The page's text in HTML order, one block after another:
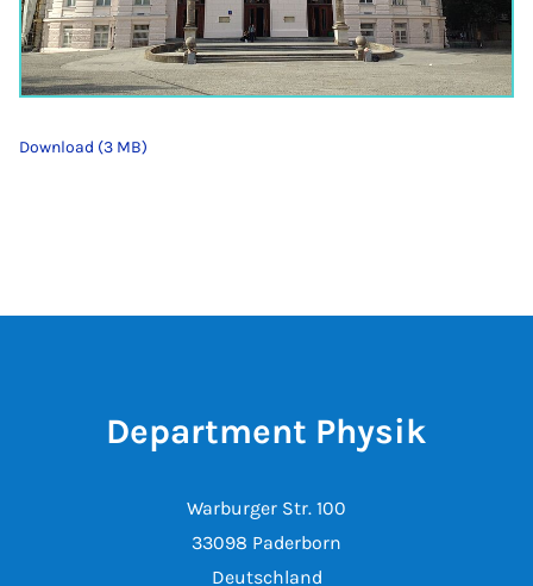
Download (3 MB)
Department Physik
Warburger Str. 100
33098 Paderborn
Deutschland